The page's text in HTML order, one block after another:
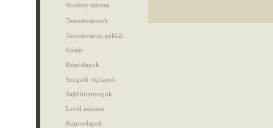
Mozdony-múzeum
Testvérvárosok
Testvérvárosi példák
Irattár
Képöslapok
Szögedi röplapok
Sajtóhíranyagok
Levél nekünk
Kapcsolapok